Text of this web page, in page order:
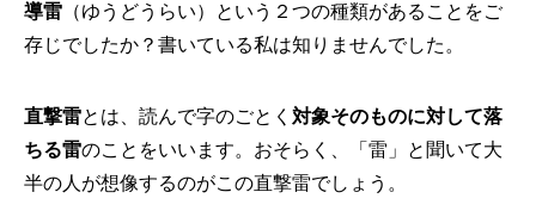
導雷 （ゆうどうらい）という２つの種類があることをご
存じでしたか？書いている私は知りませんでした。
直撃雷とは、読んで字のごとく 対象そのものに対して落
ちる雷のことをいいます。おそらく、「雷」と聞いて大
半の人が想像するのがこの直撃雷でしょう。